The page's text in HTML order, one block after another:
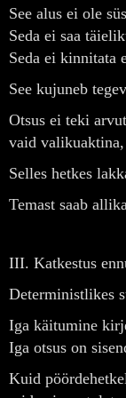
See alus ei ole
Seda ei saa
Seda ei kinnitata
See kujuneb
Otsus ei teki
vaid valikuaktina,
Selles hetkes
Temast saab
III. Katkestus
Deterministlikes
Iga käitumine
Iga otsus on
Kuid